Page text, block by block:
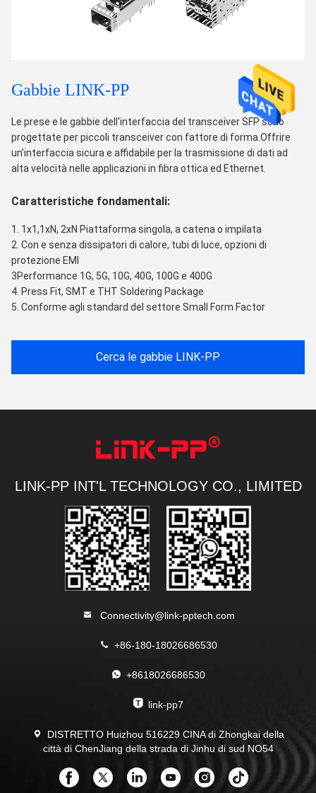
Gabbie LINK-PP
Le prese e le gabbie dell'interfaccia del transceiver SFP sono
progettate per piccoli transceiver con fattore di forma.Offrire
un'interfaccia sicura e affidabile per la trasmissione di dati ad
alta velocità nelle applicazioni in fibra ottica ed Ethernet.
Caratteristiche fondamentali:
1. 1x1,1xN, 2xN Piattaforma singola, a catena o impilata
2. Con e senza dissipatori di calore, tubi di luce, opzioni di
protezione EMI
3Performance 1G, 5G, 10G, 40G, 100G e 400G
4. Press Fit, SMT e THT Soldering Package
5. Conforme agli standard del settore Small Form Factor
Cerca le gabbie LINK-PP
LINK-PP INT'L TECHNOLOGY CO., LIMITED
Connectivity@link-pptech.com
+86-180-18026686530
+8618026686530
link-pp7
DISTRETTO Huizhou 516229 CINA di Zhongkai della
città di ChenJiang della strada di Jinhu di sud NO54